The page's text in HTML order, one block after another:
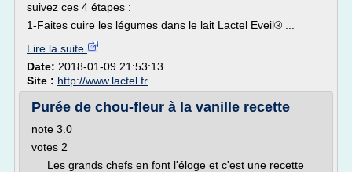
suivez ces 4 étapes :
1-Faites cuire les légumes dans le lait Lactel Eveil® ...
Lire la suite
Date: 2018-01-09 21:53:13
Site : http://www.lactel.fr
Purée de chou-fleur à la vanille recette
note 3.0
votes 2
Les grands chefs en font l'éloge et c'est une recette